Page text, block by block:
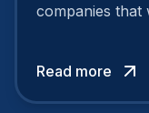
companies that
attract the best
Read more